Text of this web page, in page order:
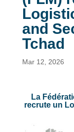
and
Tchad
Mar 12, 2026
La
recrute un